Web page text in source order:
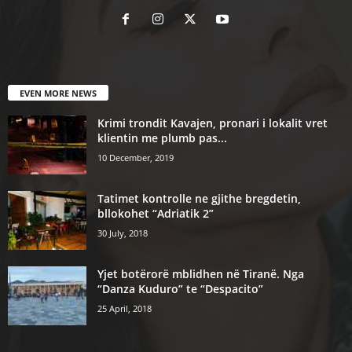
EVEN MORE NEWS
Krimi trondit Kavajen, pronari i lokalit vret
klientin me plumb pas...
10 December, 2019
Tatimet kontrolle ne gjithe bregdetin,
bllokohet “Adriatik 2”
30 July, 2018
Yjet botërorë mblidhen në Tiranë. Nga
“Danza Kuduro” te “Despacito”
25 April, 2018